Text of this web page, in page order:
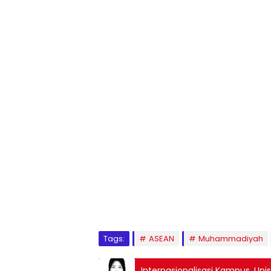
Tags: ASEAN Muhammadiyah